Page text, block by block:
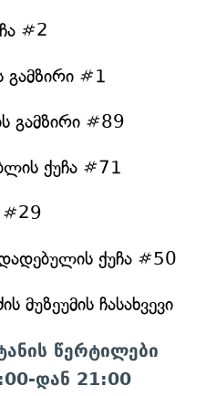
#2
გამზირი #1
გამზირი #89
ქუჩა #71
#29
ქუჩა #50
მუზეუმის ჩასახვევი
წერტილები
დან 21:00